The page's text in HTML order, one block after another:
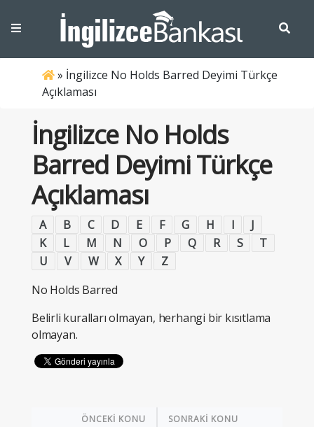
» İngilizce No Holds Barred Deyimi Türkçe
Açıklaması
İngilizce No Holds
Barred Deyimi Türkçe
Açıklaması
A B C D E F G H I
J
K
L M N O P Q R S
T
U
V W X Y
Z
No Holds Barred
Belirli kuralları olmayan, herhangi bir kısıtlama
olmayan.
ÖNCEKİ KONU SONRAKİ KONU